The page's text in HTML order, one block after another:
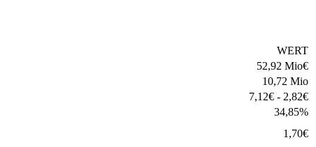
WERT
52,92 Mio€
10,72 Mio
7,12€ - 2,82€
34,85%
1,70€